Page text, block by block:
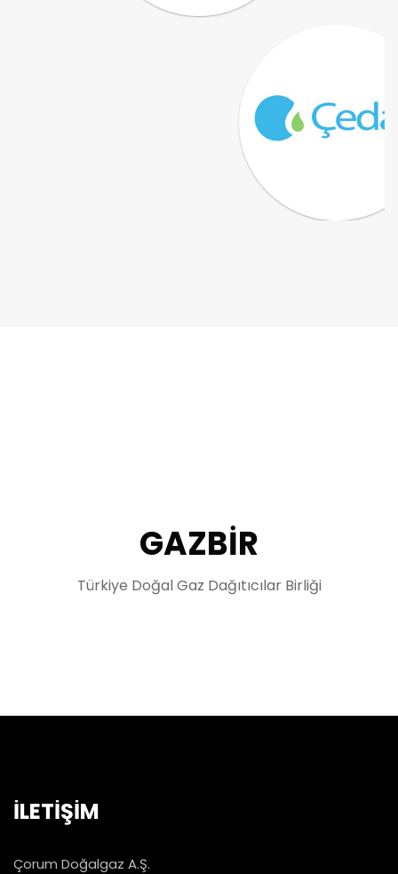
GAZBİR
Türkiye Doğal Gaz Dağıtıcılar Birliği
İLETİŞİM
Çorum Doğalgaz A.Ş.